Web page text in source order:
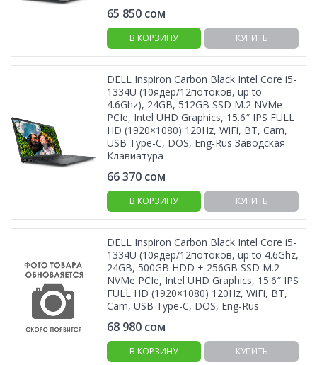
65 850 сом
В КОРЗИНУ КУПИТЬ
DELL Inspiron Carbon Black Intel Core i5-
1334U (10ядер/12потоков, up to
4.6Ghz), 24GB, 512GB SSD M.2 NVMe
PCIe, Intel UHD Graphics, 15.6″ IPS FULL
HD (1920×1080) 120Hz, WiFi, BT, Cam,
USB Type-C, DOS, Eng-Rus Заводская
Клавиатура
66 370 сом
В КОРЗИНУ КУПИТЬ
DELL Inspiron Carbon Black Intel Core i5-
1334U (10ядер/12потоков, up to 4.6Ghz,
24GB, 500GB HDD + 256GB SSD M.2
NVMe PCIe, Intel UHD Graphics, 15.6″ IPS
FULL HD (1920×1080) 120Hz, WiFi, BT,
Cam, USB Type-C, DOS, Eng-Rus
68 980 сом
В КОРЗИНУ КУПИТЬ